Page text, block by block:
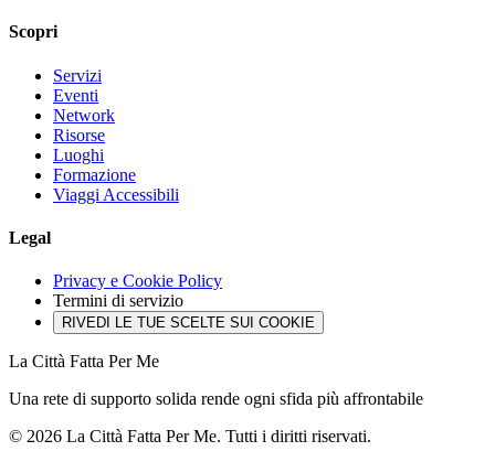
Scopri
Servizi
Eventi
Network
Risorse
Luoghi
Formazione
Viaggi Accessibili
Legal
Privacy e Cookie Policy
Termini di servizio
RIVEDI LE TUE SCELTE SUI COOKIE
La Città Fatta Per Me
Una rete di supporto solida rende ogni sfida più affrontabile
© 2026 La Città Fatta Per Me. Tutti i diritti riservati.